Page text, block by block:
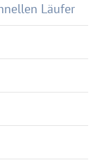
Läufer